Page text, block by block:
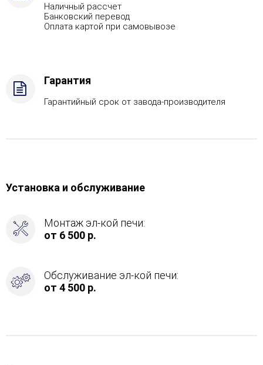
Наличный рассчет
Банковский перевод
Оплата картой при самовывозе
Гарантия
Гарантийный срок от завода-производителя
Установка и обслуживание
Монтаж эл-кой печи:
от 6 500 р.
Обслуживание эл-кой печи:
от 4 500 р.